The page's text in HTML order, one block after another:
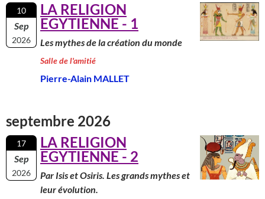
10
Sep
2026
LA RELIGION
EGYTIENNE - 1
Les mythes de la création du monde
Salle de l'amitié
Pierre-Alain MALLET
septembre 2026
17
Sep
2026
LA RELIGION
EGYTIENNE - 2
Par Isis et Osiris. Les grands mythes et
leur évolution.